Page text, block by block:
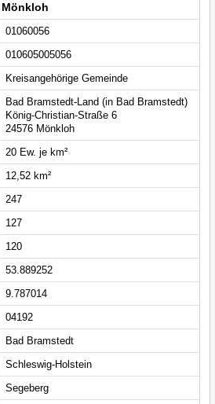
Mönkloh
01060056
010605005056
Kreisangehörige Gemeinde
Bad Bramstedt-Land (in Bad Bramstedt)
König-Christian-Straße 6
24576 Mönkloh
20 Ew. je km²
12,52 km²
247
127
120
53.889252
9.787014
04192
Bad Bramstedt
Schleswig-Holstein
Segeberg